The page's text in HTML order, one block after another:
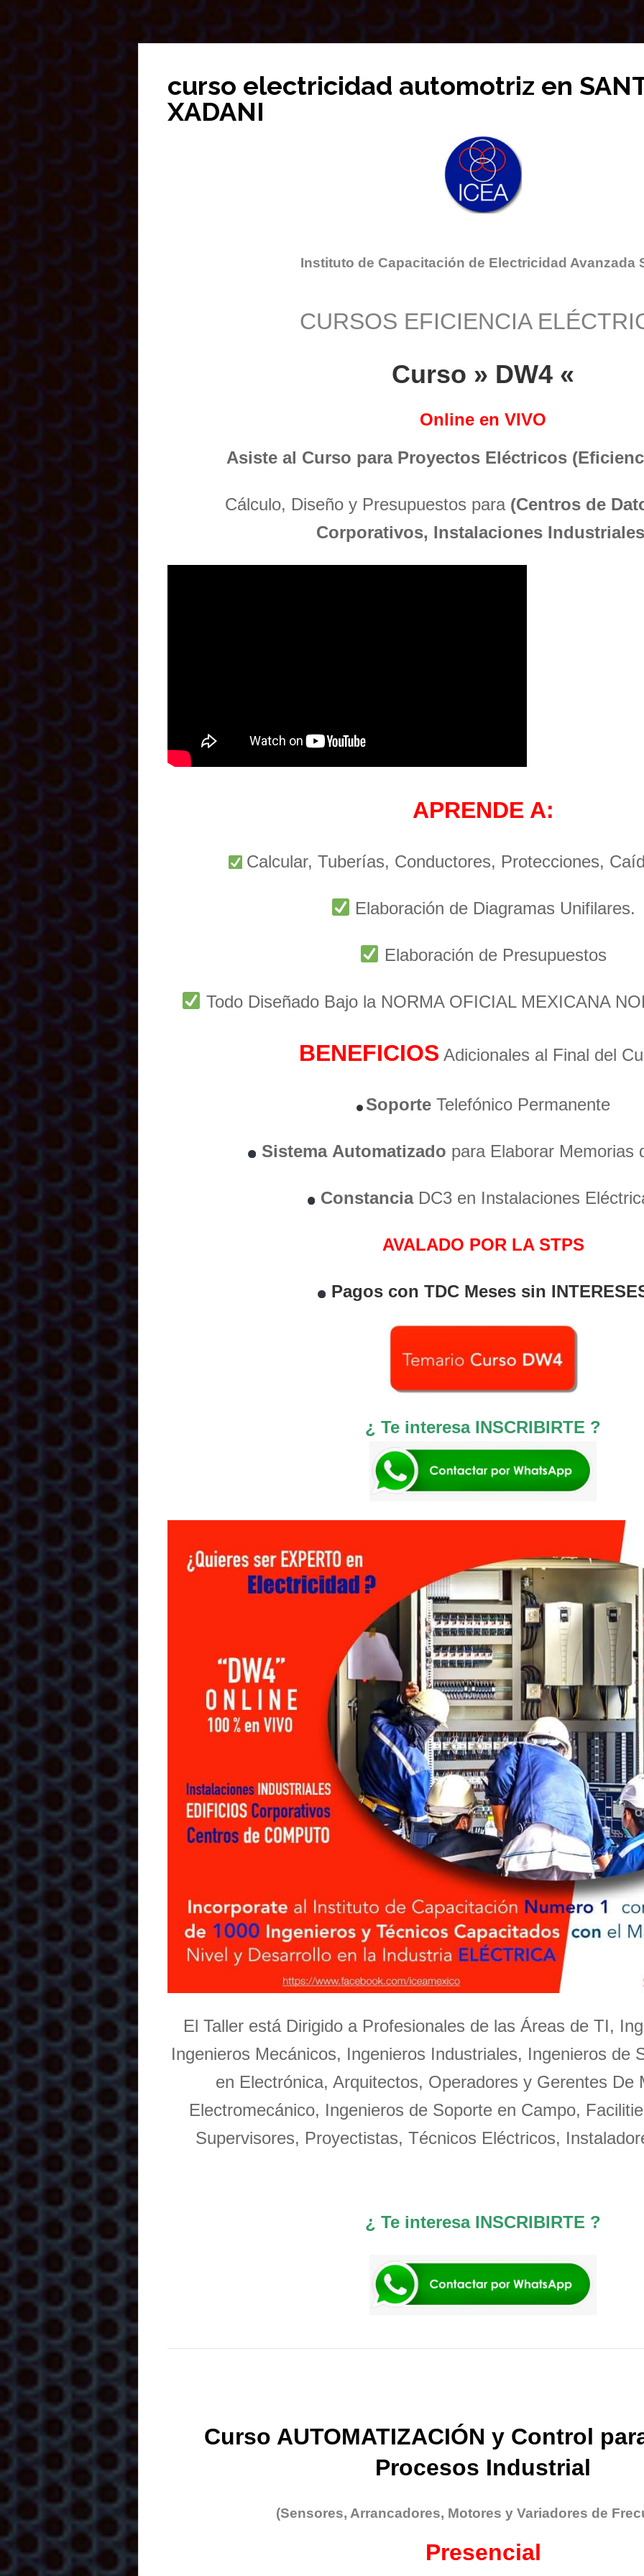
curso electricidad automotriz en
XADANI
Instituto de Capacitación de Electricidad Avanzada
CURSOS EFICIENCIA
Curso » DW4 «
Online en VIVO
Asiste al Curso para Proyectos Eléctricos
Cálculo, Diseño y Presupuestos para (Centros de
Corporativos, Instalaciones
APRENDE A:
Calcular, Tuberías, Conductores, Protecciones,
Elaboración de Diagramas Unifilares.
Elaboración de Presupuestos
Todo Diseñado Bajo la NORMA OFICIAL MEXICANA
BENEFICIOS Adicionales al Final del
Soporte Telefónico Permanente
Sistema Automatizado para Elaborar Memorias
ConstanciaDC3 en Instalaciones
AVALADO POR LA STPS
Pagos con TDC Meses sin
¿ Te interesa INSCRIBIRTE ?
El Taller está Dirigido a Profesionales de las Áreas de TI,
Ingenieros Mecánicos, Ingenieros Industriales, Ingenieros de
en Electrónica, Arquitectos, Operadores y Gerentes De
Electromecánico, Ingenieros de Soporte en Campo,
Supervisores, Proyectistas, Técnicos Eléctricos,
¿ Te interesa INSCRIBIRTE ?
Curso AUTOMATIZACIÓN y Control
Procesos Industrial
(Sensores, Arrancadores, Motores y Variadores de
Presencial